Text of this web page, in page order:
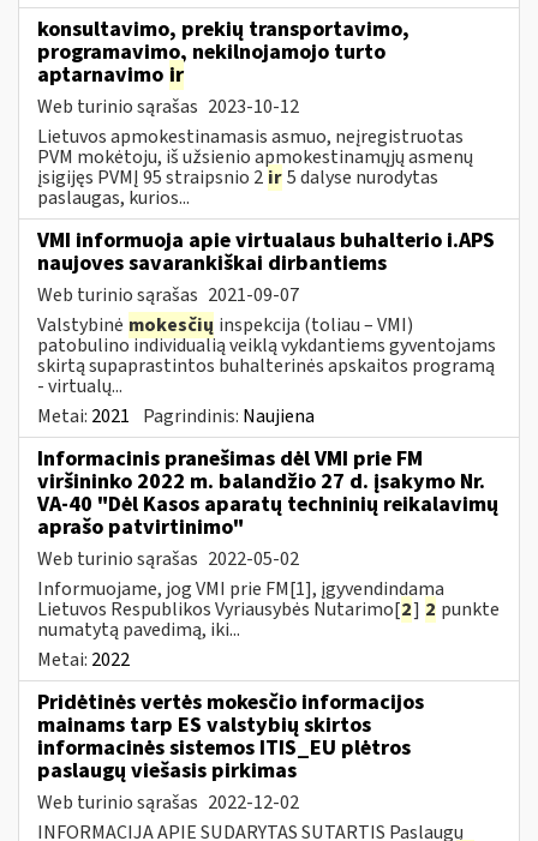
konsultavimo, prekių transportavimo,
programavimo, nekilnojamojo turto
aptarnavimo ir
Web turinio sąrašas 2023-10-12
Lietuvos apmokestinamasis asmuo, neįregistruotas
PVM mokėtoju, iš užsienio apmokestinamųjų asmenų
įsigijęs PVMĮ 95 straipsnio 2 ir5 dalyse nurodytas
paslaugas, kurios...
VMI informuoja apie virtualaus buhalterio i.APS
naujoves savarankiškai dirbantiems
Web turinio sąrašas 2021-09-07
Valstybinė mokesčių inspekcija (toliau – VMI)
patobulino individualią veiklą vykdantiems gyventojams
skirtą supaprastintos buhalterinės apskaitos programą
- virtualų...
Metai: 2021 Pagrindinis: Naujiena
Informacinis pranešimas dėl VMI prie FM
viršininko 2022 m. balandžio 27 d. įsakymo Nr.
VA-40 "Dėl Kasos aparatų techninių reikalavimų
aprašo patvirtinimo"
Web turinio sąrašas 2022-05-02
Informuojame, jog VMI prie FM[1], įgyvendindama
Lietuvos Respublikos Vyriausybės Nutarimo[2] 2 punkte
numatytą pavedimą, iki...
Metai: 2022
Pridėtinės vertės mokesčio informacijos
mainams tarp ES valstybių skirtos
informacinės sistemos ITIS_EU plėtros
paslaugų viešasis pirkimas
Web turinio sąrašas 2022-12-02
INFORMACIJA APIE SUDARYTAS SUTARTIS Paslaugų